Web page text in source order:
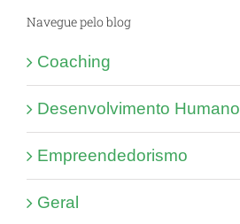
Navegue pelo blog
Coaching
Desenvolvimento Humano
Empreendedorismo
Geral